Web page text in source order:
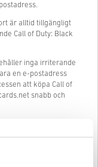
är alltid tillgängligt
Call of Duty: Black
inga irriterande
en e-postadress
att köpa Call of
snabb och